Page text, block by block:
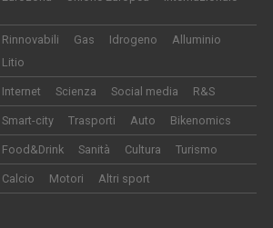
Rinnovabili Gas Idrogeno
Alluminio
Litio
Internet Scienza Social media R&S
Smart-city Trasporti Auto Bikenomics
Food&Drink Sanità Cultura Turismo
Calcio Motori Altri sport